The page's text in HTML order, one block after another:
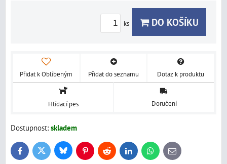
ks DO KOŠÍKU
Přidat k Oblíbeným Přidat do seznamu Dotaz k produktu
Hlídací pes Doručení
Dostupnost: skladem
FacebookTwitter BlueskyPinterestReddit LinkedInWhatsApp
E-
mail